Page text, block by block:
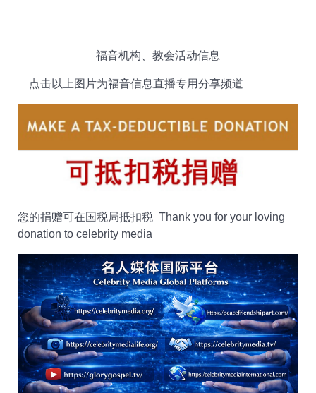
福音机构、教会活动信息
点击以上图片为福音信息直播专用分享频道
您的捐赠可在国税局抵扣税 Thank you for your loving
donation to celebrity media